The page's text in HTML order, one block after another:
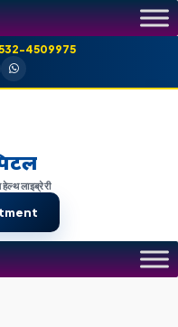
4509975
लाइब्रेरी